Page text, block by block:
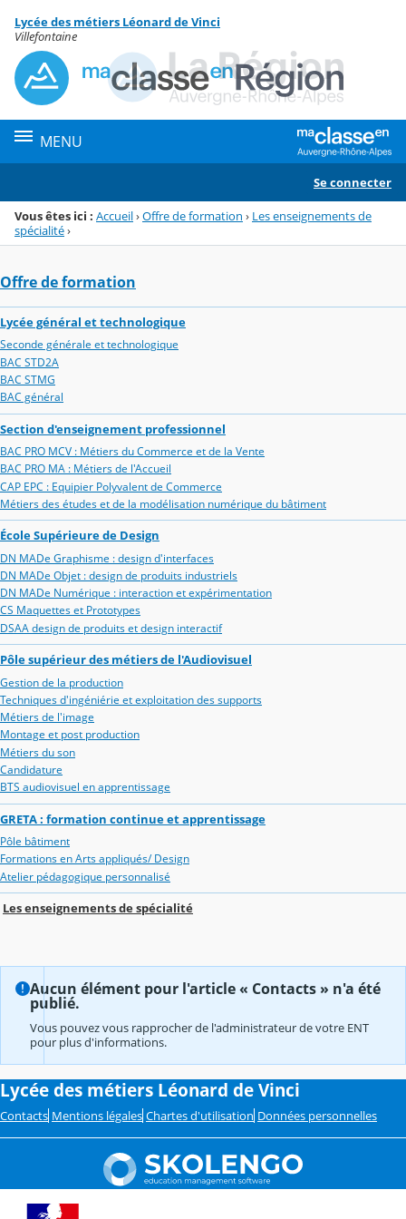
Menu de la rubrique
Contenu
Lycée des métiers Léonard de Vinci
Villefontaine
MENU
Se connecter
Vous êtes ici : Accueil›Offre de formation › Les enseignements de
spécialité›
Offre de formation
Lycée général et technologique
Seconde générale et technologique
BAC STD2A
BAC STMG
BAC général
Section d'enseignement professionnel
BAC PRO MCV : Métiers du Commerce et de la Vente
BAC PRO MA : Métiers de l'Accueil
CAP EPC : Equipier Polyvalent de Commerce
Métiers des études et de la modélisation numérique du bâtiment
École Supérieure de Design
DN MADe Graphisme : design d'interfaces
DN MADe Objet : design de produits industriels
DN MADe Numérique : interaction et expérimentation
CS Maquettes et Prototypes
DSAA design de produits et design interactif
Pôle supérieur des métiers de l'Audiovisuel
Gestion de la production
Techniques d'ingéniérie et exploitation des supports
Métiers de l'image
Montage et post production
Métiers du son
Candidature
BTS audiovisuel en apprentissage
GRETA : formation continue et apprentissage
Pôle bâtiment
Formations en Arts appliqués/ Design
Atelier pédagogique personnalisé
Les enseignements de spécialité
Aucun élément pour l'article « Contacts » n'a été
publié.
Vous pouvez vous rapprocher de l'administrateur de votre ENT
pour plus d'informations.
Lycée des métiers Léonard de Vinci
Contacts Mentions légales Chartes d'utilisation Données personnelles